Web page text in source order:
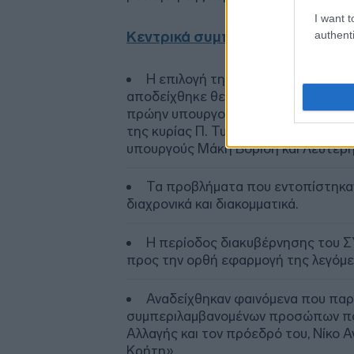
I want
Κεντρικά συμπεράσματα
Η επιλογή της σύστασης
αποδείχθηκε θεσμικά ορθή. Από τις
πρώην υπουργού Αγροτικής
της κυρίας Π. Τυχεροπούλου, δεν
υπουργούς Μάκη Βορίδη και
Τα προβλήματα που
διαχρονικά και διακομματικά.
Η περίοδος διακυβέρνησης του
προς την ορθή εφαρμογή της
Αναδείχθηκαν φαινόμενα που
συμπεριλαμβανομένων προσώπων
Αλλαγής και τον πρόεδρό του, Νίκο
Κρήτη».